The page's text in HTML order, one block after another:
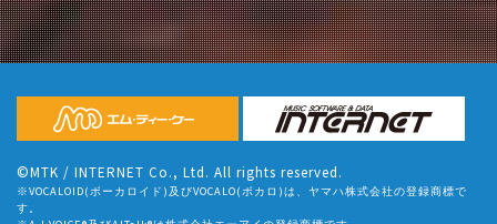
©MTK / INTERNET Co., Ltd. All rights reserved.
※VOCALOID(ボーカロイド)及びVOCALO(ボカロ)は、ヤマハ株式会社の登録商標で
す。